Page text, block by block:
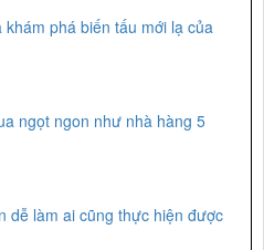
phá biến tấu mới lạ của
ngọt ngon như nhà hàng 5
dễ làm ai cũng thực hiện được